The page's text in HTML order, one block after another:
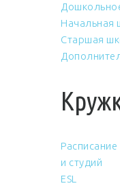
Начальная
Старшая
и студий
ESL